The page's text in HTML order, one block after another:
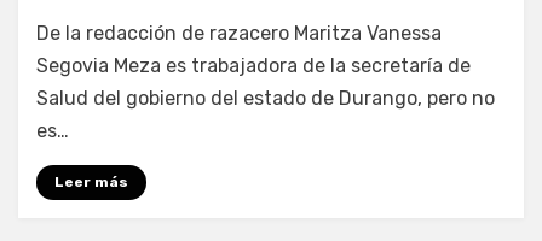
por Fernando Miranda Servín
De la redacción de razacero Maritza Vanessa
Segovia Meza es trabajadora de la secretaría de
Salud del gobierno del estado de Durango, pero no
es…
Leer más